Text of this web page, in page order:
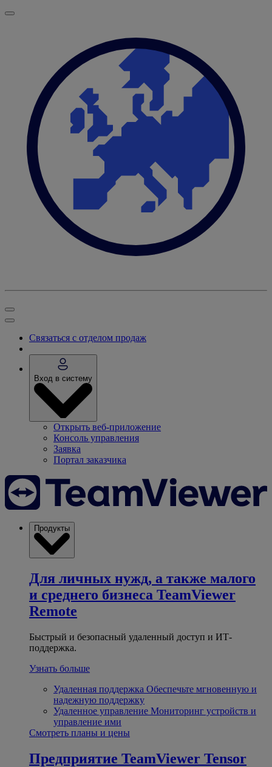
Связаться с отделом продаж
Вход в систему
Открыть веб-приложение
Консоль управления
Заявка
Портал заказчика
Продукты
Для личных нужд, а также малого
и среднего бизнеса TeamViewer
Remote
Быстрый и безопасный удаленный доступ и ИТ-
поддержка.
Узнать больше
Удаленная поддержка Обеспечьте мгновенную и
надежную поддержку
Удаленное управление Мониторинг устройств и
управление ими
Смотреть планы и цены
Предприятие TeamViewer Tensor